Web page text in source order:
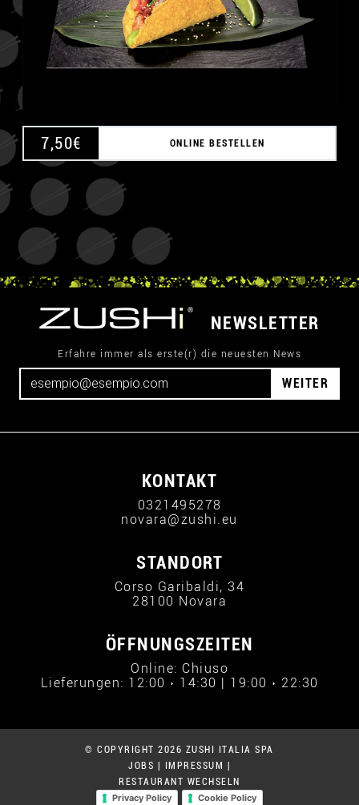
7,50€ ONLINE BESTELLEN
NEWSLETTER
Erfahre immer als erste(r) die neuesten News
WEITER
KONTAKT
0321495278
novara@zushi.eu
STANDORT
Corso Garibaldi, 34
28100 Novara
ÖFFNUNGSZEITEN
Online: Chiuso
Lieferungen: 12:00 › 14:30 | 19:00 › 22:30
© COPYRIGHT 2026 ZUSHI ITALIA SPA
JOBS
IMPRESSUM
RESTAURANT WECHSELN
Privacy Policy
Cookie Policy